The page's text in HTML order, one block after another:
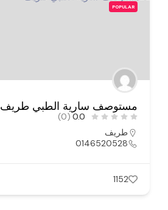
POPULAR
مستوصف سارية الطبي طريف
0.0
(0)
طريف
0146520528
1152